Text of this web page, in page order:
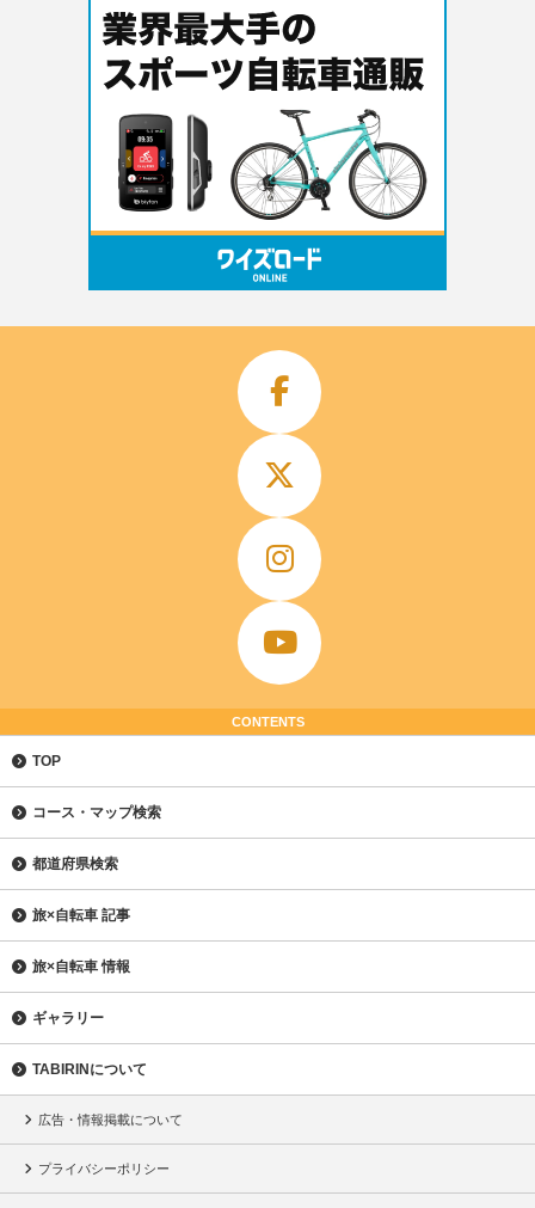
CONTENTS
TOP
コース・マップ検索
都道府県検索
旅×自転車 記事
旅×自転車 情報
ギャラリー
TABIRINについて
広告・情報掲載について
プライバシーポリシー